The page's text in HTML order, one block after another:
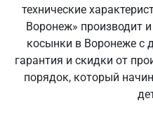
технические
Воронеж» производит
косынки в Воронеже с
гарантия и скидки от
порядок, который